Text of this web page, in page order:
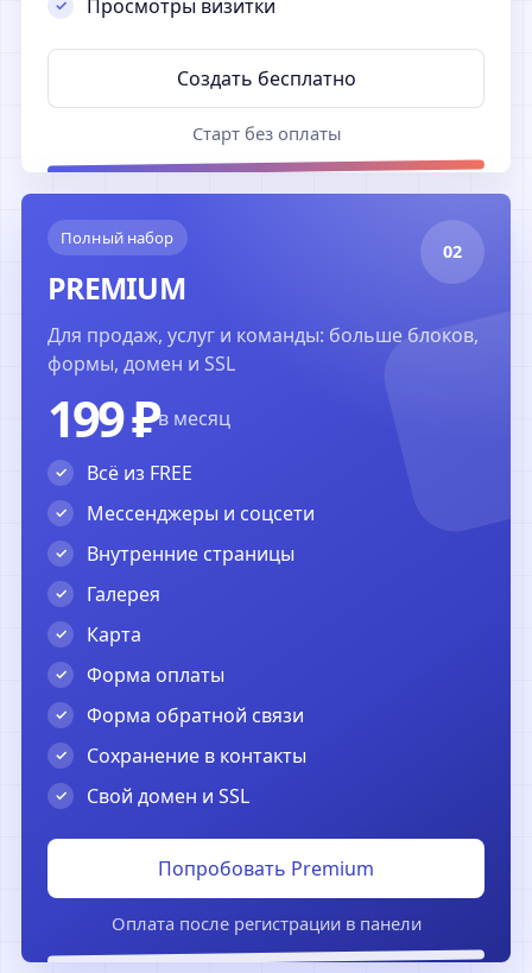
Просмотры визитки
Создать бесплатно
Старт без оплаты
Полный набор
PREMIUM
02
Для продаж, услуг и команды: больше блоков,
формы, домен и SSL
199 ₽в месяц
Всё из FREE
Мессенджеры и соцсети
Внутренние страницы
Галерея
Карта
Форма оплаты
Форма обратной связи
Сохранение в контакты
Свой домен и SSL
Попробовать Premium
Оплата после регистрации в панели